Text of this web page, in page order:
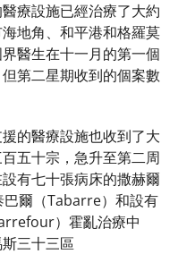
療設施已經治療了大約
地角、和平港和格羅莫
醫生在十一月的第一個
第二星期收到的個案數
的醫療設施也收到了大
五十宗，急升至第二周
有七十張病床的撒赫爾
巴爾（Tabarre）和設有
）霍亂治療中
三十三區